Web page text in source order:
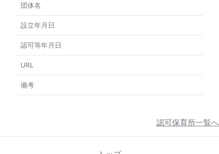
団体名
設立年月日
認可等年月日
URL
備考
認可保育所一覧へ